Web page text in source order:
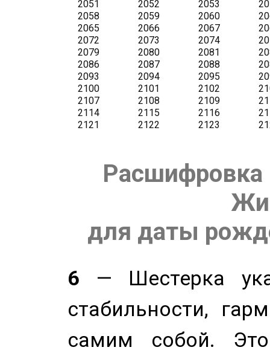
Расшифровка
для даты
6 — Шестерка
стабильности,
самим собой.